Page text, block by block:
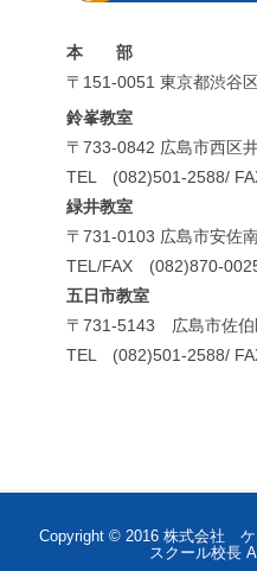
本 部
〒151-0051 東京都渋谷
鈴峯教室
〒733-0842 広島市西区
TEL (082)501-2588/
緑井教室
〒731-0103 広島市安佐
TEL/FAX (082)870-
五日市教室
〒731-5143 広島市佐伯
TEL (082)501-2588/
Copyright © 2016 株式会社 ケ
スクール校長